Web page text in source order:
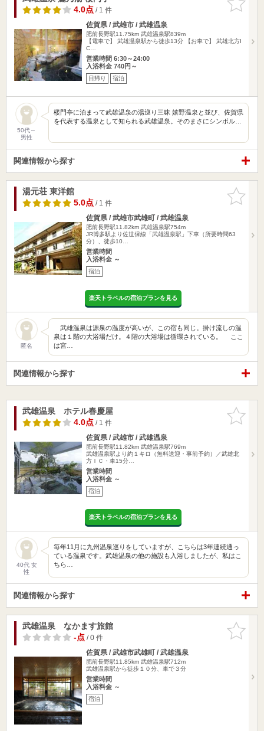
りに追加
4.0点/ 1 件
佐賀県 / 武雄市 / 武雄温泉
肥前長野駅11.75km 武雄温泉駅839m
【電車で】 武雄温泉駅から徒歩13分 【お車で】 武雄北方I
C…
営業時間 6:30～24:00
入浴料金 740円～
日帰り 宿泊
50代～
男性
楼門亭に泊まって武雄温泉の湯巡り三昧 嬉野温泉と並び、佐賀県
を代表する温泉として知られる武雄温泉。そのまさにシンボル…
関連情報から探す
お気に入
りに追加
湯元荘 東洋館
5.0点/ 1 件
佐賀県 / 武雄市武雄町 / 武雄温泉
肥前長野駅11.82km 武雄温泉駅754m
JR博多駅より佐世保線「武雄温泉駅」下車（所要時間63
分）、徒歩10…
営業時間
入浴料金 ～
宿泊
楽天トラベルの宿泊プランを見る
匿名
武雄温泉は源泉の温度が高いが、この宿も同じ。掛け流しの温
泉は１階の大浴場だけ。４階の大浴場は循環されている。 ここ
は宮…
関連情報から探す
お気に入
りに追加
武雄温泉 ホテル春慶屋
4.0点/ 1 件
佐賀県 / 武雄市 / 武雄温泉
肥前長野駅11.82km 武雄温泉駅769m
武雄温泉駅より約１キロ（無料送迎・事前予約）／武雄北
方ＩＣ・車15分…
営業時間
入浴料金 ～
宿泊
楽天トラベルの宿泊プランを見る
40代 女
性
毎年11月に九州温泉巡りをしていますが、こちらは3年連続通っ
ている温泉です。武雄温泉の他の施設も入浴しましたが、私はこ
ちら…
関連情報から探す
お気に入
りに追加
武雄温泉 なかます旅館
-点/ 0 件
佐賀県 / 武雄市武雄町 / 武雄温泉
肥前長野駅11.85km 武雄温泉駅712m
武雄温泉駅から徒歩１０分、車で３分
営業時間
入浴料金 ～
宿泊